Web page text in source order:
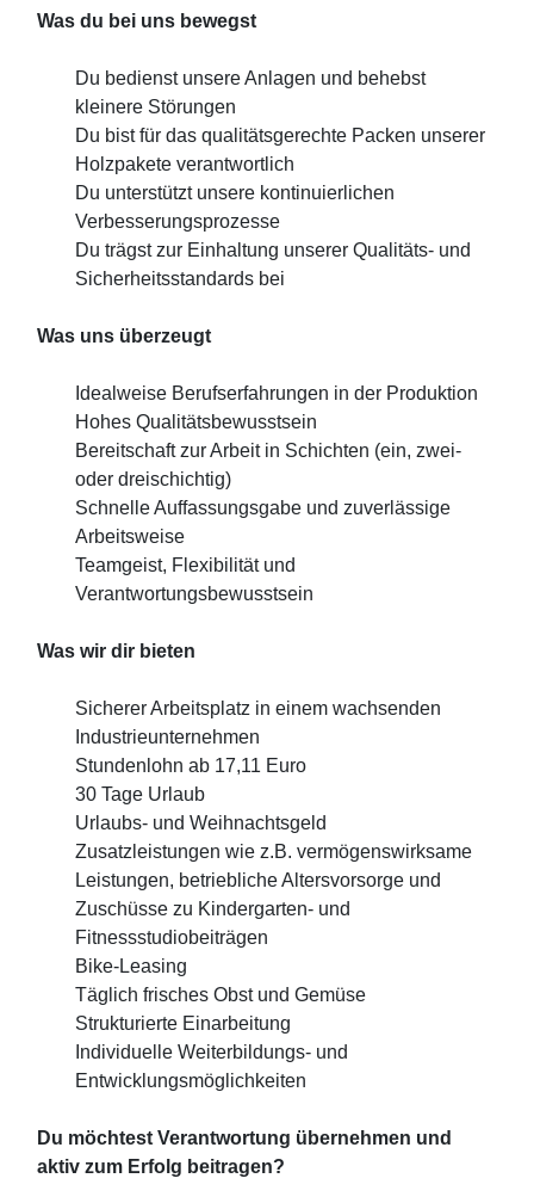
Was du bei uns bewegst
Du bedienst unsere Anlagen und behebst
kleinere Störungen
Du bist für das qualitätsgerechte Packen unserer
Holzpakete verantwortlich
Du unterstützt unsere kontinuierlichen
Verbesserungsprozesse
Du trägst zur Einhaltung unserer Qualitäts- und
Sicherheitsstandards bei
Was uns überzeugt
Idealweise Berufserfahrungen in der Produktion
Hohes Qualitätsbewusstsein
Bereitschaft zur Arbeit in Schichten (ein, zwei-
oder dreischichtig)
Schnelle Auffassungsgabe und zuverlässige
Arbeitsweise
Teamgeist, Flexibilität und
Verantwortungsbewusstsein
Was wir dir bieten
Sicherer Arbeitsplatz in einem wachsenden
Industrieunternehmen
Stundenlohn ab 17,11 Euro
30 Tage Urlaub
Urlaubs- und Weihnachtsgeld
Zusatzleistungen wie z.B. vermögenswirksame
Leistungen, betriebliche Altersvorsorge und
Zuschüsse zu Kindergarten- und
Fitnessstudiobeiträgen
Bike-Leasing
Täglich frisches Obst und Gemüse
Strukturierte Einarbeitung
Individuelle Weiterbildungs- und
Entwicklungsmöglichkeiten
Du möchtest Verantwortung übernehmen und
aktiv zum Erfolg beitragen?